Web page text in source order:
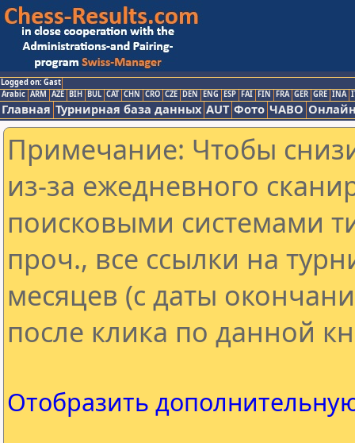
Logged on: Gast
Arabic ARM AZE BIH BUL CAT CHN CRO CZE DEN ENG ESP FAI FIN FRA GER GRE INA
Главная Турнирная база данных AUT Фото ЧАВО
Примечание: Чтобы
из-за ежедневного
поисковыми системами
проч., все ссылки на
месяцев (с даты
после клика по данной
Отобразить